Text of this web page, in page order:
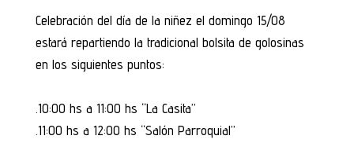
Celebración del día de la niñez el domingo 15/08
estará repartiendo la tradicional bolsita de golosinas
en los siguientes puntos:
.10:00 hs a 11:00 hs “La Casita”
.11:00 hs a 12:00 hs “Salón Parroquial”